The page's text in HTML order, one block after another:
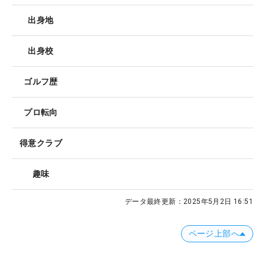
出身地
出身校
ゴルフ歴
プロ転向
得意クラブ
趣味
データ最終更新： 2025年5月2日 16:51
ページ上部へ